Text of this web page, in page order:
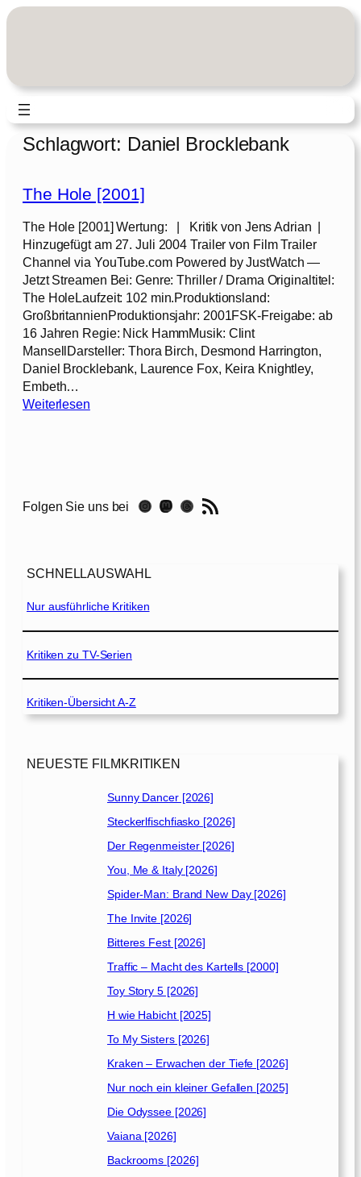
Zum
Schlagwort: Daniel Brocklebank
The Hole [2001]
The Hole [2001] Wertung: | Kritik von Jens Adrian |
Hinzugefügt am 27. Juli 2004 Trailer von Film Trailer
Channel via YouTube.com Powered by JustWatch —
Jetzt Streamen Bei: Genre: Thriller / Drama Originaltitel:
The HoleLaufzeit: 102 min.Produktionsland:
GroßbritannienProduktionsjahr: 2001FSK-Freigabe: ab
16 Jahren Regie: Nick HammMusik: Clint
MansellDarsteller: Thora Birch, Desmond Harrington,
Daniel Brocklebank, Laurence Fox, Keira Knightley,
Embeth…
Weiterlesen:
l
0
1
]
Folgen Sie uns bei Instagram Mastodon Threads RSS-Feed
SCHNELLAUSWAHL
Nur ausführliche Kritiken
Kritiken zu TV-Serien
Kritiken-Übersicht A-Z
NEUESTE FILMKRITIKEN
Sunny Dancer [2026]
Steckerlfischfiasko [2026]
Der Regenmeister [2026]
You, Me & Italy [2026]
Spider-Man: Brand New Day [2026]
The Invite [2026]
Bitteres Fest [2026]
Traffic – Macht des Kartells [2000]
Toy Story 5 [2026]
H wie Habicht [2025]
To My Sisters [2026]
Kraken – Erwachen der Tiefe [2026]
Nur noch ein kleiner Gefallen [2025]
Die Odyssee [2026]
Vaiana [2026]
Backrooms [2026]